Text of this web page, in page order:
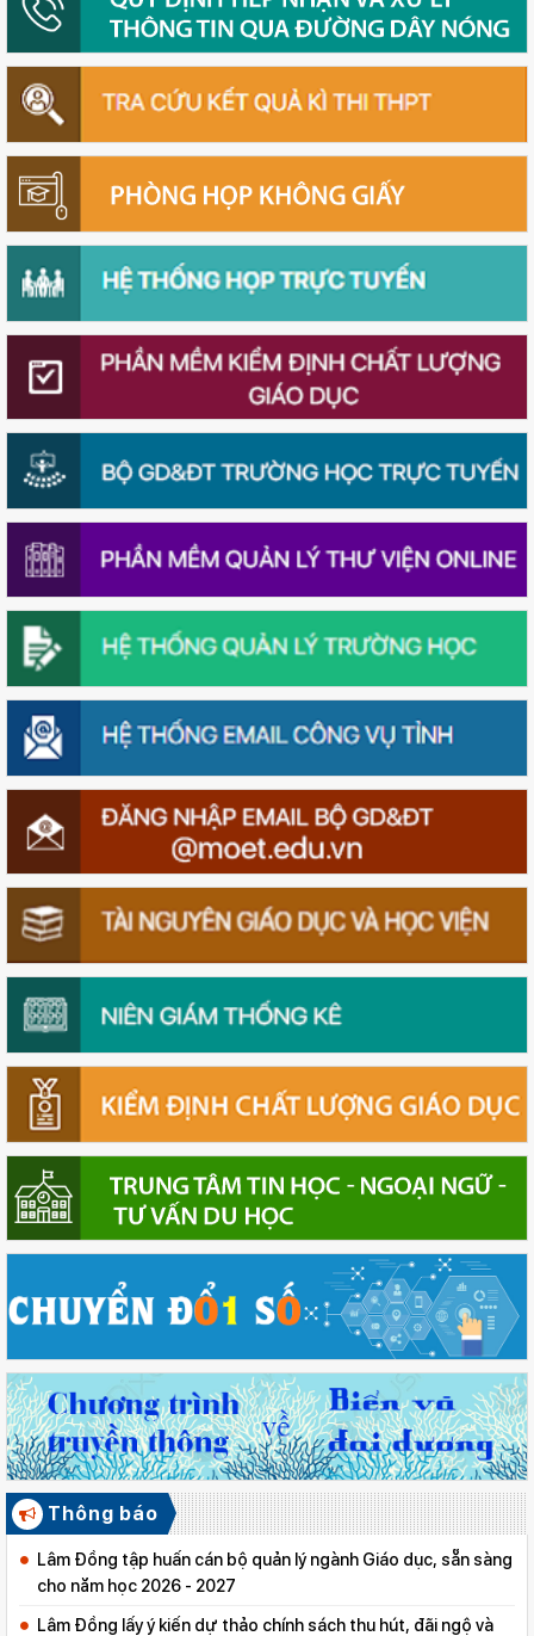
Thông báo
Lâm Đồng tập huấn cán bộ quản lý ngành Giáo dục, sẵn sàng
cho năm học 2026 - 2027
Lâm Đồng lấy ý kiến dự thảo chính sách thu hút, đãi ngộ và